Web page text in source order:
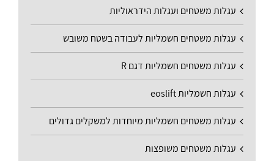
עגלות משטחים ועגלות הידראוליות
עגלות משטחים חשמליות לעבודה בשטח משובש
עגלות משטחים חשמליות דגם R
עגלות חשמליות eoslift
עגלות משטחים חשמליות מיוחדות למשקלים גדולים
עגלות משטחים משופצות